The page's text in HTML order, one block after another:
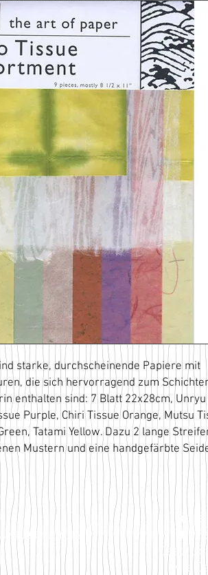
starke, durchscheinende Papiere mit
die sich hervorragend zum
enthalten sind: 7 Blatt 22x28cm, Unryu
Purple, Chiri Tissue Orange, Mutsu
Tatami Yellow. Dazu 2 lange
Mustern und eine handgefärbte
Casti
Via